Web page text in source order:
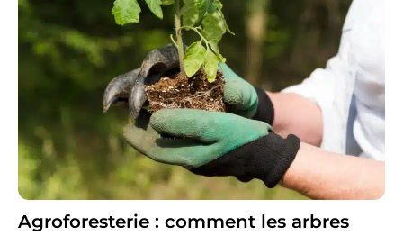
Agroforesterie : comment les arbres